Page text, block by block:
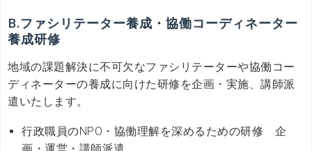
B.ファシリテーター養成・協働コーディネーター
養成研修
地域の課題解決に不可欠なファシリテーターや協働コー
ディネーターの養成に向けた研修を企画・実施、講師派
遣いたします。
行政職員のNPO・協働理解を深めるための研修 企
画・運営・講師派遣